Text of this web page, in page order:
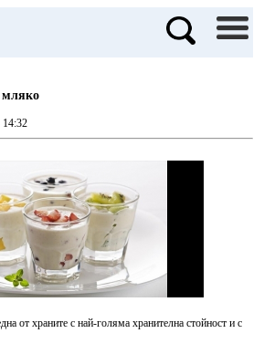
мляко
от храните с най-голяма хранителна стойност и с